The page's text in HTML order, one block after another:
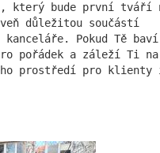
který bude první tváří
důležitou součástí
kanceláře. Pokud Tě
pořádek a záleží Ti na
prostředí pro klienty